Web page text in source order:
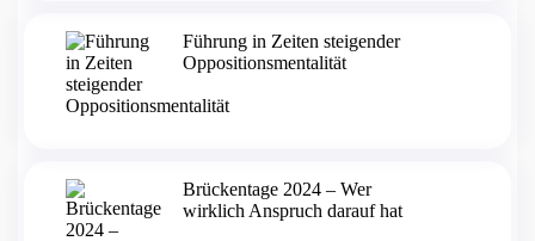
Führung in Zeiten steigender
Oppositionsmentalität
Brückentage 2024 – Wer
wirklich Anspruch darauf hat